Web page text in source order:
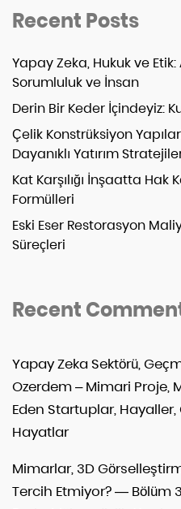
Recent Posts
Yapay Zeka, Hukuk ve
Sorumluluk ve İnsan
Derin Bir Keder İçindeyiz:
Çelik Konstrüksiyon
Dayanıklı Yatırım
Kat Karşılığı İnşaatta Hak
Formülleri
Eski Eser Restorasyon
Süreçleri
Recent
Yapay Zeka Sektörü,
Ozerdem – Mimari Proje,
Eden Startuplar, Hayaller,
Hayatlar
Mimarlar, 3D
Tercih Etmiyor? — Bölüm